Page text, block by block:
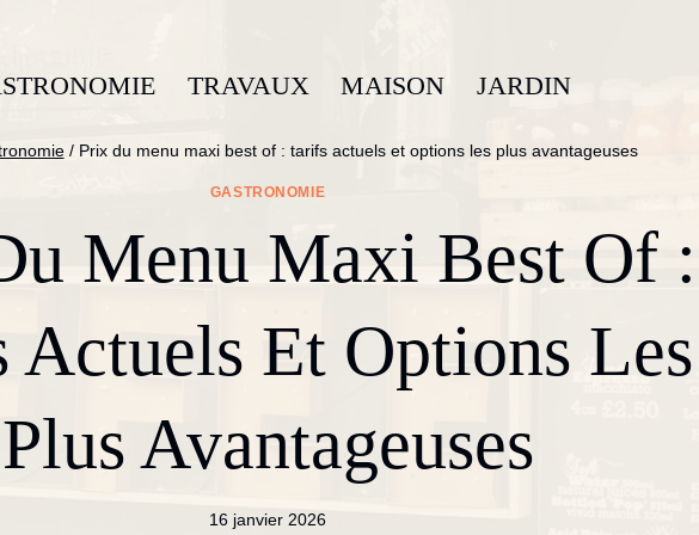
TRAVAUX MAISON JARDIN
/ Prix du menu maxi best of : tarifs actuels et options les plus avantageuses
GASTRONOMIE
Menu Maxi Best Of :
Actuels Et Options Les
Plus Avantageuses
16 janvier 2026